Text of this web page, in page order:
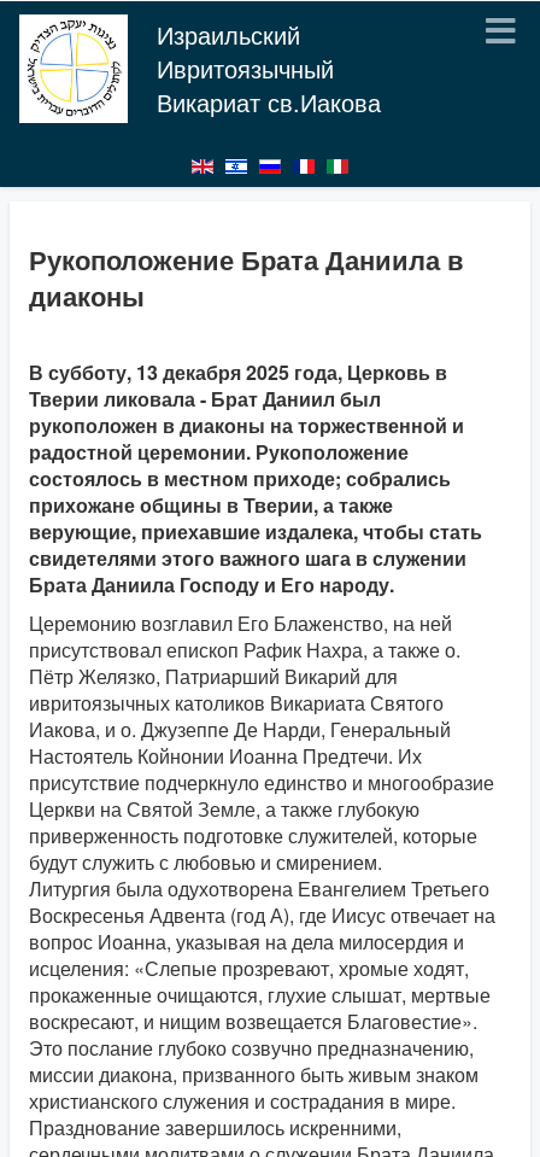
Израильский
Ивритоязычный
Викариат св.Иакова
Рукоположение Брата Даниила в
диаконы
В субботу, 13 декабря 2025 года, Церковь в
Тверии ликовала - Брат Даниил был
рукоположен в диаконы на торжественной и
радостной церемонии. Рукоположение
состоялось в местном приходе; собрались
прихожане общины в Тверии, а также
верующие, приехавшие издалека, чтобы стать
свидетелями этого важного шага в служении
Брата Даниила Господу и Его народу.
Церемонию возглавил Его Блаженство, на ней
присутствовал епископ Рафик Нахра, а также о.
Пётр Желязко, Патриарший Викарий для
ивритоязычных католиков Викариата Святого
Иакова, и о. Джузеппе Де Нарди, Генеральный
Настоятель Койнонии Иоанна Предтечи. Их
присутствие подчеркнуло единство и многообразие
Церкви на Святой Земле, а также глубокую
приверженность подготовке служителей, которые
будут служить с любовью и смирением.
Литургия была одухотворена Евангелием Третьего
Воскресенья Адвента (год А), где Иисус отвечает на
вопрос Иоанна, указывая на дела милосердия и
исцеления: «Слепые прозревают, хромые ходят,
прокаженные очищаются, глухие слышат, мертвые
воскресают, и нищим возвещается Благовестие».
Это послание глубоко созвучно предназначению,
миссии диакона, призванного быть живым знаком
христианского служения и сострадания в мире.
Празднование завершилось искренними,